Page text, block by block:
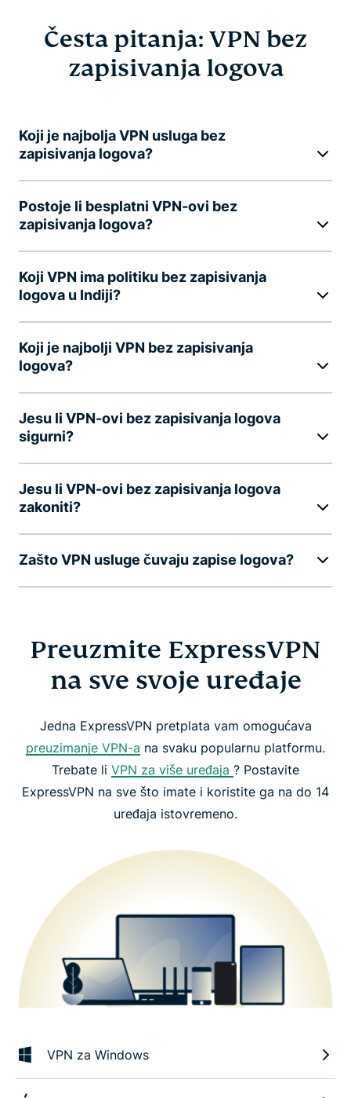
Česta pitanja: VPN bez
zapisivanja logova
Koji je najbolja VPN usluga bez
zapisivanja logova?
Postoje li besplatni VPN-ovi bez
zapisivanja logova?
Koji VPN ima politiku bez zapisivanja
logova u Indiji?
Koji je najbolji VPN bez zapisivanja
logova?
Jesu li VPN-ovi bez zapisivanja logova
sigurni?
Jesu li VPN-ovi bez zapisivanja logova
zakoniti?
Zašto VPN usluge čuvaju zapise logova?
Preuzmite ExpressVPN
na sve svoje uređaje
Jedna ExpressVPN pretplata vam omogućava
preuzimanje VPN-a na svaku popularnu platformu.
Trebate li VPN za više uređaja ? Postavite
ExpressVPN na sve što imate i koristite ga na do 14
uređaja istovremeno.
VPN za Windows